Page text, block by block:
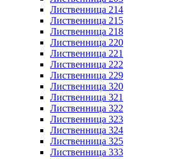
Лиственница 214
Лиственница 215
Лиственница 218
Лиственница 220
Лиственница 221
Лиственница 222
Лиственница 229
Лиственница 320
Лиственница 321
Лиственница 322
Лиственница 323
Лиственница 324
Лиственница 325
Лиственница 333